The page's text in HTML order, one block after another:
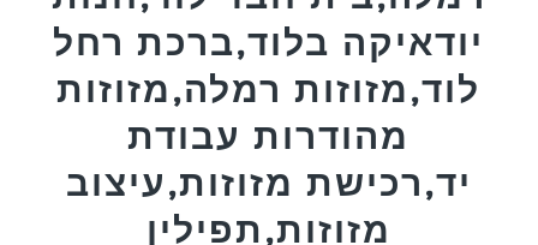
יודאיקה בלוד,ברכת רחל
לוד,מזוזות רמלה,מזוזות
מהודרות עבודת
יד,רכישת מזוזות,עיצוב
מזוזות,תפילין